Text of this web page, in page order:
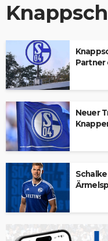
Partner
Neuer